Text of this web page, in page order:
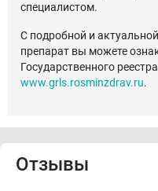
специалистом.
С подробной и
препарат вы можете
Государственного
www.grls.rosminzdrav.ru.
Отзывы